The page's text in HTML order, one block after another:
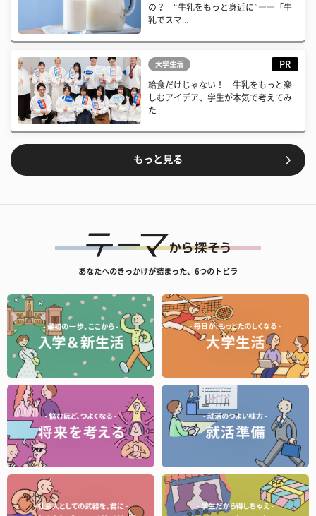
の？ “牛乳をもっと身近に”――「牛
乳でスマ...
大学生活 PR
給食だけじゃない！ 牛乳をもっと楽
しむアイデア、学生が本気で考えてみ
た
もっと見る
あなたへのきっかけが詰まった、6つのトビラ